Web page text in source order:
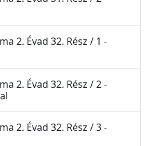
2. Évad 32. Rész / 1 -
2. Évad 32. Rész / 2 -
2. Évad 32. Rész / 3 -